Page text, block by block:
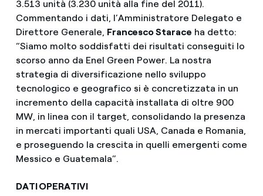
3.513 unità (3.230 unità alla fine del 2011).
Commentando i dati, l’Amministratore Delegato e
Direttore Generale, Francesco Starace ha detto:
“Siamo molto soddisfatti dei risultati conseguiti lo
scorso anno da Enel Green Power. La nostra
strategia di diversificazione nello sviluppo
tecnologico e geografico si è concretizzata in un
incremento della capacità installata di oltre 900
MW, in linea con il target, consolidando la presenza
in mercati importanti quali USA, Canada e Romania,
e proseguendo la crescita in quelli emergenti come
Messico e Guatemala”.
DATI OPERATIVI